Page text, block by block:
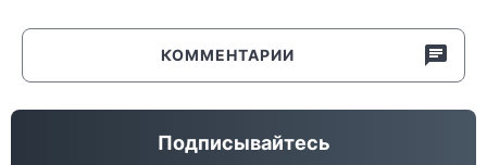
КОММЕНТАРИИ
Подписывайтесь